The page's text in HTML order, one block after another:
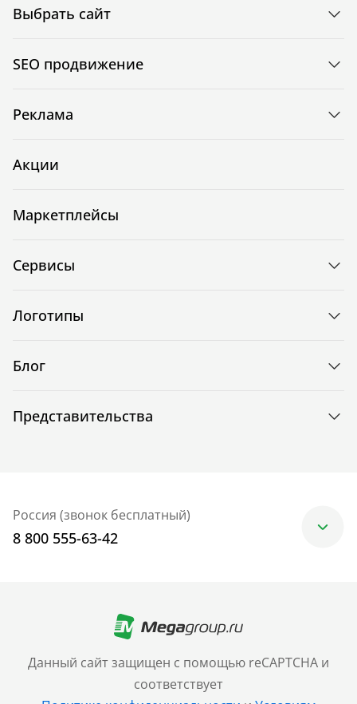
Данный сайт защищен с помощью reCAPTCHA и
соответствует
Выбрать сайт
SEO продвижение
Реклама
Акции
Маркетплейсы
Сервисы
Логотипы
Блог
Представительства
Россия (звонок бесплатный)
8 800 555-63-42
+7 (499) 705-30-10
Санкт-Петербург
+7 (812) 600-77-33